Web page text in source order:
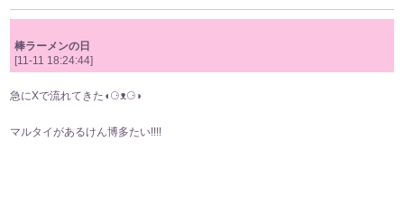
棒ラーメンの日
[11-11 18:24:44]
急にXで流れてきた◖⁠⚆⁠ᴥ⁠⚆⁠◗
マルタイがあるけん博多たい!!!!